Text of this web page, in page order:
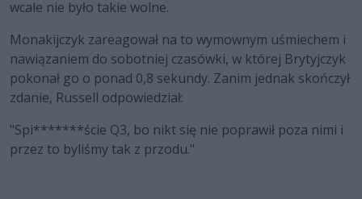
wcale nie było takie wolne.
Monakijczyk zareagował na to wymownym uśmiechem i
nawiązaniem do sobotniej czasówki, w której Brytyjczyk
pokonał go o ponad 0,8 sekundy. Zanim jednak skończył
zdanie, Russell odpowiedział:
"Spi*******ście Q3, bo nikt się nie poprawił poza nimi i
przez to byliśmy tak z przodu."